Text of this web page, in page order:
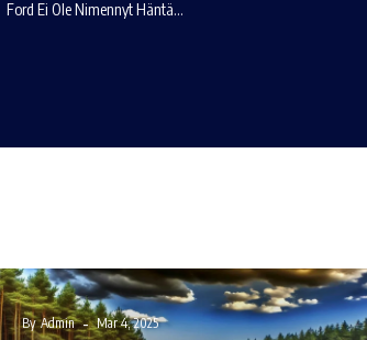
Ford Ei Ole Nimennyt Häntä…
By Admin Mar 4, 2025